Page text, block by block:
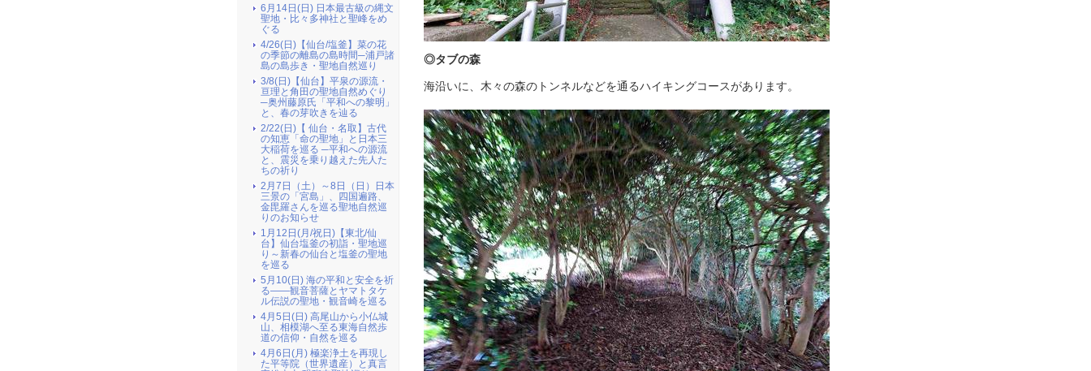
◎タブの森
海沿いに、木々の森のトンネルなどを通るハイキングコースがあります。
6月14日(日) 日本最古級の縄文
聖地・比々多神社と聖峰をめ
ぐる
4/26(日)【仙台/塩釜】菜の花
の季節の離島の島時間─浦戸諸
島の島歩き・聖地自然巡り
3/8(日)【仙台】平泉の源流・
亘理と角田の聖地自然めぐり
─奥州藤原氏「平和への黎明」
と、春の芽吹きを辿る
2/22(日)【 仙台・名取】古代
の知恵「命の聖地」と日本三
大稲荷を巡る ─平和への源流
と、震災を乗り越えた先人た
ちの祈り
2月7日（土）～8日（日）日本
三景の「宮島」、四国遍路、
金毘羅さんを巡る聖地自然巡
りのお知らせ
1月12日(月/祝日)【東北/仙
台】仙台塩釜の初詣・聖地巡
り～新春の仙台と塩釜の聖地
を巡る
5月10(日) 海の平和と安全を祈
る――観音菩薩とヤマトタケ
ル伝説の聖地・観音崎を巡る
4月5日(日) 高尾山から小仏城
山、相模湖へ至る東海自然歩
道の信仰・自然を巡る
4月6日(月) 極楽浄土を再現し
た平等院（世界遺産）と真言